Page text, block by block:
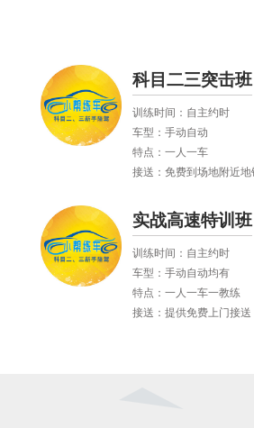
科目二三突击班
训练时间：自主约时
车型：手动自动
特点：一人一车
接送：免费到场地附近地
实战高速特训班
训练时间：自主约时
车型：手动自动均有
特点：一人一车一教练
接送：提供免费上门接送